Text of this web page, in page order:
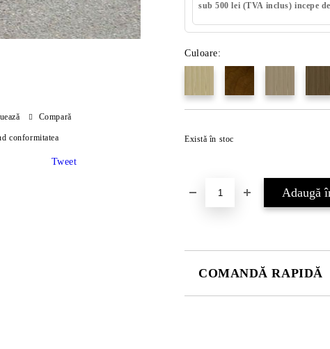
sub 500 lei (TVA inclus) incepe
Culoare:
Există în stoc
COMANDĂ RAPIDĂ
Compară
conformitatea
Tweet